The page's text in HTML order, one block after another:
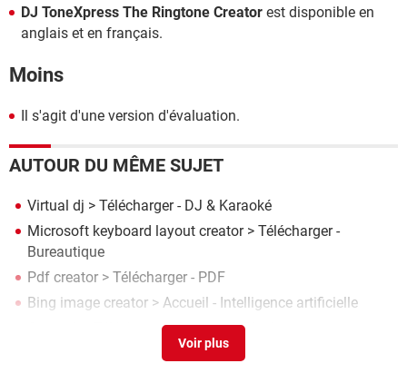
DJ ToneXpress The Ringtone Creator est disponible en
anglais et en français.
Moins
Il s'agit d'une version d'évaluation.
AUTOUR DU MÊME SUJET
Virtual dj > Télécharger - DJ & Karaoké
Microsoft keyboard layout creator> Télécharger -
Bureautique
Pdf creator > Télécharger - PDF
Bing image creator > Accueil - Intelligence artificielle
> Télécharger - Lecture & Playlists